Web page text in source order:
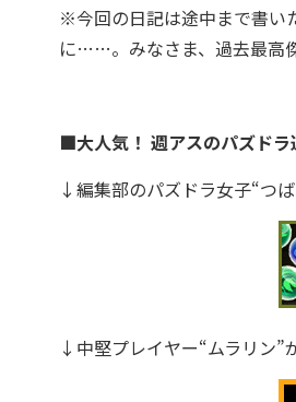
※今回の日記は途中まで書い
に……。みなさま、過去最高
■大人気！ 週アスのパズドラ
↓編集部のパズドラ女子“つ
↓中堅プレイヤー“ムラリン”